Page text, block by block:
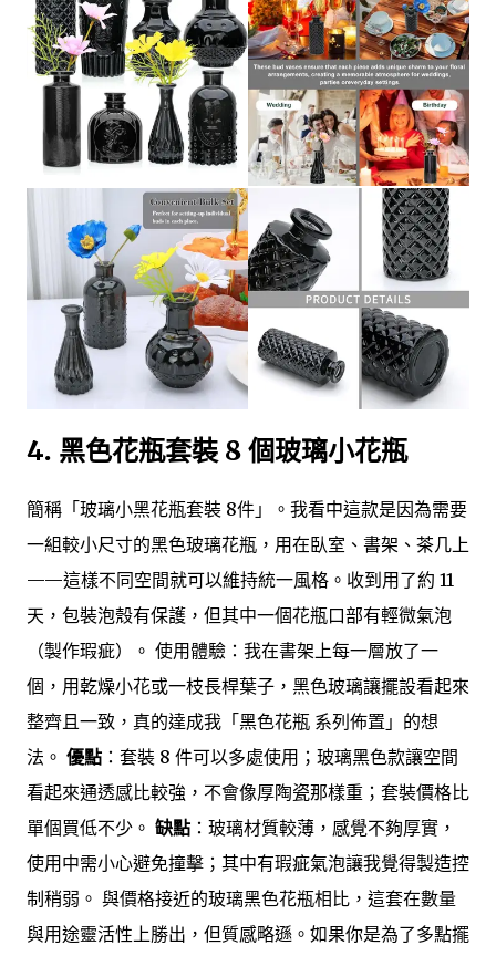
4. 黑色花瓶套裝 8 個玻璃小花瓶
簡稱「玻璃小黑花瓶套裝 8件」。我看中這款是因為需要
一組較小尺寸的黑色玻璃花瓶，用在臥室、書架、茶几上
——這樣不同空間就可以維持統一風格。收到用了約 11
天，包裝泡殼有保護，但其中一個花瓶口部有輕微氣泡
（製作瑕疵）。 使用體驗：我在書架上每一層放了一
個，用乾燥小花或一枝長桿葉子，黑色玻璃讓擺設看起來
整齊且一致，真的達成我「黑色花瓶 系列佈置」的想
法。 優點 ：套裝 8 件可以多處使用；玻璃黑色款讓空間
看起來通透感比較強，不會像厚陶瓷那樣重；套裝價格比
單個買低不少。 缺點 ：玻璃材質較薄，感覺不夠厚實，
使用中需小心避免撞擊；其中有瑕疵氣泡讓我覺得製造控
制稍弱。 與價格接近的玻璃黑色花瓶相比，這套在數量
與用途靈活性上勝出，但質感略遜。如果你是為了多點擺